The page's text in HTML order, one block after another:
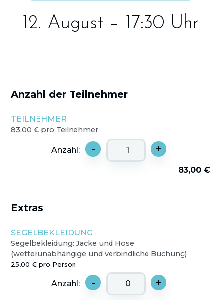
12. August – 17:30 Uhr
Anzahl der Teilnehmer
TEILNEHMER
83,00 € pro Teilnehmer
Anzahl: - +
83,00 €
Extras
SEGELBEKLEIDUNG
Segelbekleidung: Jacke und Hose
(wetterunabhängige und verbindliche Buchung)
25,00 € pro Person
Anzahl: - +